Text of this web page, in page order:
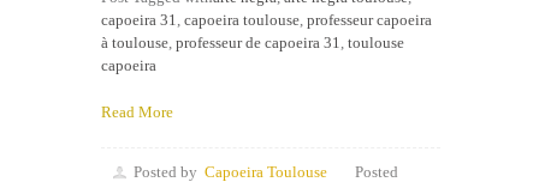
capoeira 31 capoeira toulouse professeur capoeira
à toulouse professeur de capoeira 31 toulouse
capoeira
Read More
Posted by Capoeira Toulouse
Posted